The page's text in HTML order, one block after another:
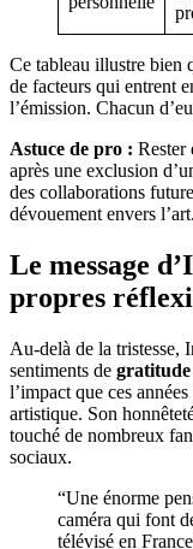
Ce tableau illustre bien
de facteurs qui entrent
l’émission. Chacun
Astuce de pro : Rester
après une exclusion
des collaborations
dévouement envers l’art.
Le message
propres
Au-delà de la tristesse,
sentiments de gratitude
l’impact que ces
artistique. Son
touché de nombreux
sociaux.
“Une énorme
caméra qui font
télévisé en